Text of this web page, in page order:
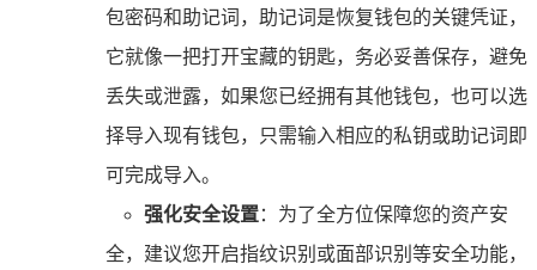
包密码和助记词，助记词是恢复钱包的关键凭证，
它就像一把打开宝藏的钥匙，务必妥善保存，避免
丢失或泄露，如果您已经拥有其他钱包，也可以选
择导入现有钱包，只需输入相应的私钥或助记词即
可完成导入。
强化安全设置：为了全方位保障您的资产安
全，建议您开启指纹识别或面部识别等安全功能，